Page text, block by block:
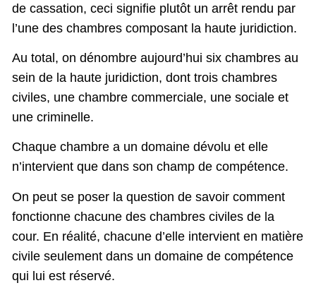
de cassation, ceci signifie plutôt un arrêt rendu par
l’une des chambres composant la haute juridiction.
Au total, on dénombre aujourd’hui six chambres au
sein de la haute juridiction, dont trois chambres
civiles, une chambre commerciale, une sociale et
une criminelle.
Chaque chambre a un domaine dévolu et elle
n’intervient que dans son champ de compétence.
On peut se poser la question de savoir comment
fonctionne chacune des chambres civiles de la
cour. En réalité, chacune d’elle intervient en matière
civile seulement dans un domaine de compétence
qui lui est réservé.